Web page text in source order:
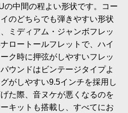
の中間の程よい形状です。コー
のどちらでも弾きやすい形状
ミディアム・ジャンボフレッ
ロートールフレットで、ハイ
ク時に押弦がしやすいフレッ
ウンドはビンテージタイプよ
がしやすい9.5インチを採用し
た際、音ヌケが悪くなるのを
キットも搭載し、すべてにお